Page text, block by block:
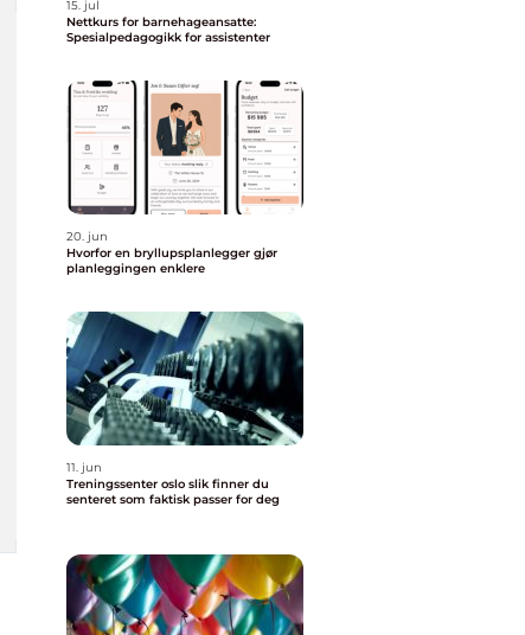
15. jul
Nettkurs for barnehageansatte:
Spesialpedagogikk for assistenter
20. jun
Hvorfor en bryllupsplanlegger gjør
planleggingen enklere
11. jun
Treningssenter oslo slik finner du
senteret som faktisk passer for deg